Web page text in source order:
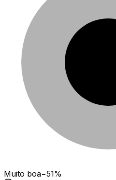
Muito boa−51%